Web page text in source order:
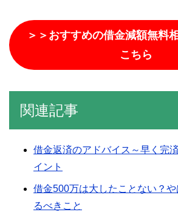
＞＞おすすめの借金減額無料
こちら
関連記事
借金返済のアドバイス～早く完
イント
借金500万は大したことない？
るべきこと